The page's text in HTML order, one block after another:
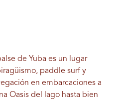
de Yuba es un lugar
paddle surf y
en embarcaciones a
Oasis del lago hasta bien